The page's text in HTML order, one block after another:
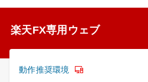
楽天FX専用ウェブ
動作推奨環境